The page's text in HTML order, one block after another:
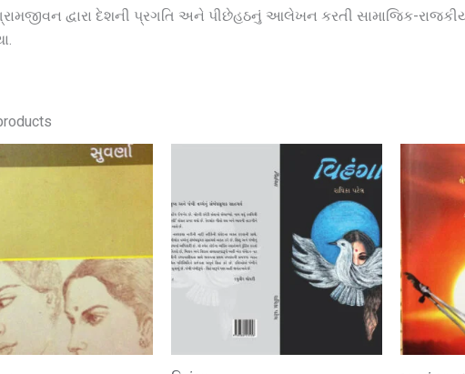
દ્વારા દેશની પ્રગતિ અને પીછેહઠનું આલેખન કરતી સામાજિક-